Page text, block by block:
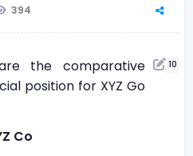
394
the comparative
position for XYZ Go
Co
10